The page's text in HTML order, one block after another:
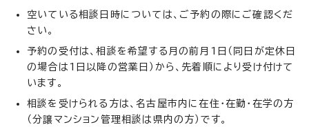
空いている相談日時については、ご予約の際にご確認くだ
さい。
予約の受付は、相談を希望する月の前月1日（同日が定休日
の場合は1日以降の営業日）から、先着順により受け付けて
います。
相談を受けられる方は、名古屋市内に在住・在勤・在学の方
（分譲マンション管理相談は県内の方）です。